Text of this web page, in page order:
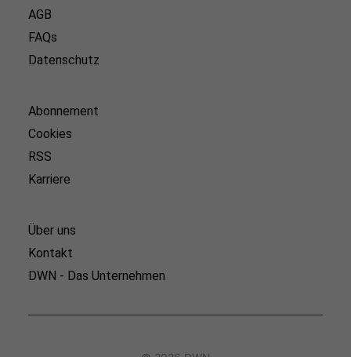
AGB
FAQs
Datenschutz
Abonnement
Cookies
RSS
Karriere
Über uns
Kontakt
DWN - Das Unternehmen